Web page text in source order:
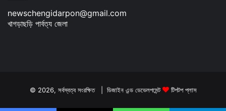
newschengidarpon@gmail.com
খাগড়াছড়ি পার্বত্য জেলা
© 2026, সর্বস্বত্ব সংরক্ষিত | ডিজাইন এন্ড ডেভেলপমেন্ট টিপটপ প্লাস